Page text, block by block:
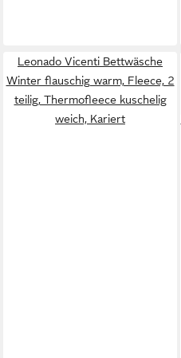
Leonado Vicenti Bettwäsche
Winter flauschig warm, Fleece, 2
teilig, Thermofleece kuschelig
weich, Kariert